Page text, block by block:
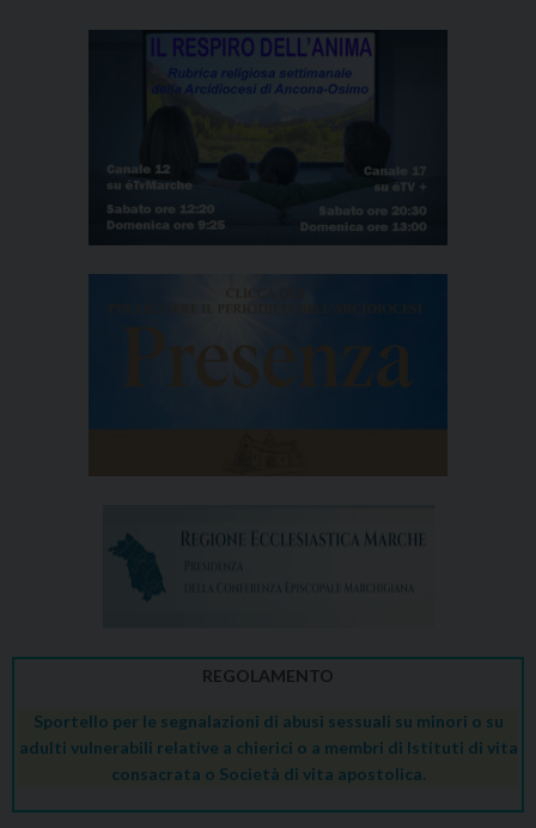
REGOLAMENTO
Sportello per le segnalazioni di abusi sessuali su minori o su
adulti vulnerabili relative a chierici o a membri di Istituti di vita
consacrata o Società di vita apostolica.